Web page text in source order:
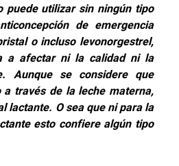
puede utilizar sin ningún tipo
de emergencia
o incluso levonorgestrel,
a afectar ni la calidad ni la
Aunque se considere que
a través de la leche materna,
lactante. O sea que ni para la
esto confiere algún tipo